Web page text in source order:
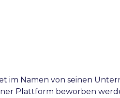
im Namen von seinen
Plattform beworben